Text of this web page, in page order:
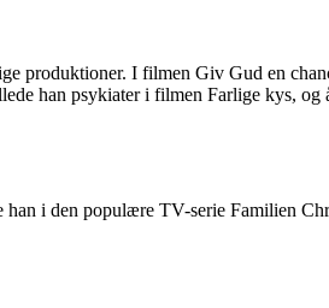
produktioner. I filmen Giv Gud en
han psykiater i filmen Farlige kys,
i den populære TV-serie Familien